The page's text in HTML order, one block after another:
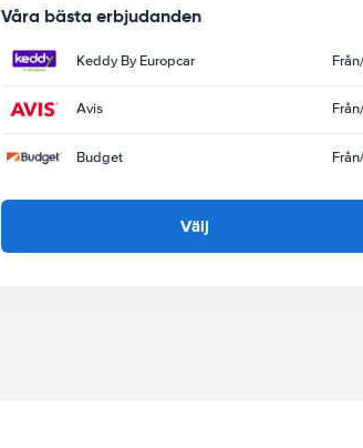
Våra bästa erbjudanden
Keddy By Europcar Från
Avis Från
Budget Från
Välj